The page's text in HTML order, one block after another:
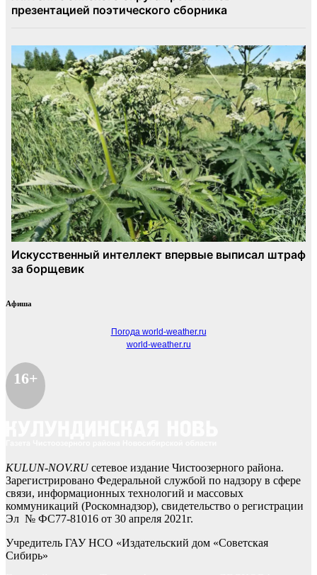
Афиша
Погода world-weather.ru
world-weather.ru
16+
KULUN-NOV.RUсетевое издание Чистоозерного района.
Зарегистрировано Федеральной службой по надзору в сфере
связи, информационных технологий и массовых
коммуникаций (Роскомнадзор), свидетельство о регистрации
Эл № ФС77-81016 от 30 апреля 2021г.
Учредитель ГАУ НСО «Издательский дом «Советская
Сибирь»